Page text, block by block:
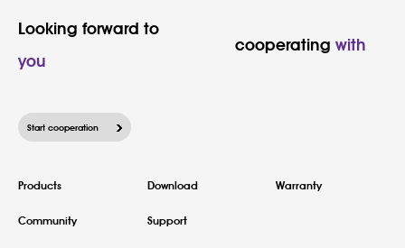
Looking forward to
						cooperating
with
you
Start cooperation
Products Download Warranty
Community Support